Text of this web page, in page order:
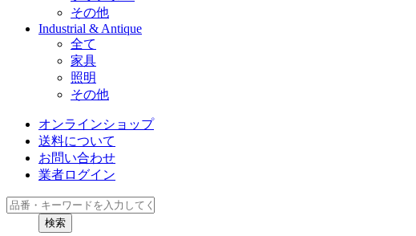
その他
Industrial & Antique
全て
家具
照明
その他
オンラインショップ
送料について
お問い合わせ
業者ログイン
検索